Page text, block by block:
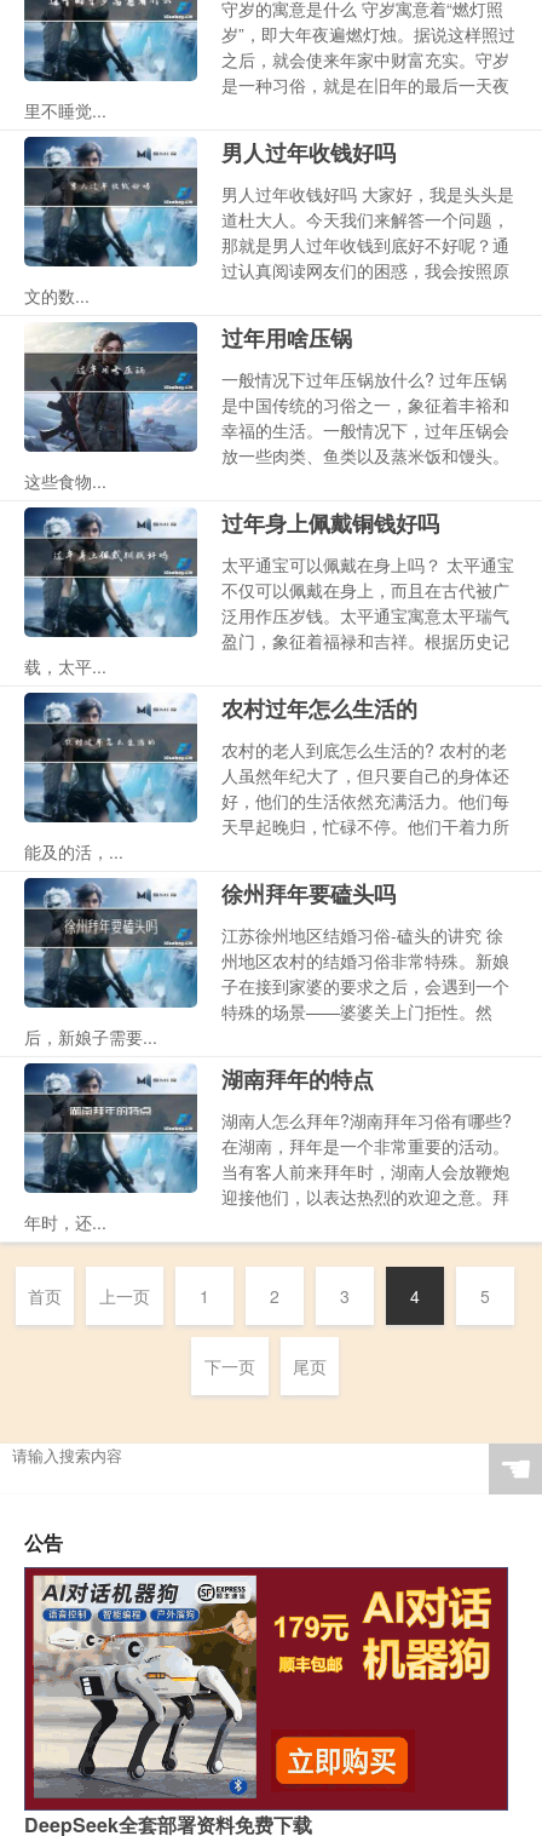
守岁的寓意是什么 守岁寓意着“燃灯照
岁”，即大年夜遍燃灯烛。据说这样照过
之后，就会使来年家中财富充实。守岁
是一种习俗，就是在旧年的最后一天夜
里不睡觉...
男人过年收钱好吗
男人过年收钱好吗 大家好，我是头头是
道杜大人。今天我们来解答一个问题，
那就是男人过年收钱到底好不好呢？通
过认真阅读网友们的困惑，我会按照原
文的数...
过年用啥压锅
一般情况下过年压锅放什么? 过年压锅
是中国传统的习俗之一，象征着丰裕和
幸福的生活。一般情况下，过年压锅会
放一些肉类、鱼类以及蒸米饭和馒头。
这些食物...
过年身上佩戴铜钱好吗
太平通宝可以佩戴在身上吗？ 太平通宝
不仅可以佩戴在身上，而且在古代被广
泛用作压岁钱。太平通宝寓意太平瑞气
盈门，象征着福禄和吉祥。根据历史记
载，太平...
农村过年怎么生活的
农村的老人到底怎么生活的? 农村的老
人虽然年纪大了，但只要自己的身体还
好，他们的生活依然充满活力。他们每
天早起晚归，忙碌不停。他们干着力所
能及的活，...
徐州拜年要磕头吗
江苏徐州地区结婚习俗-磕头的讲究 徐
州地区农村的结婚习俗非常特殊。新娘
子在接到家婆的要求之后，会遇到一个
特殊的场景——婆婆关上门拒性。然
后，新娘子需要...
湖南拜年的特点
湖南人怎么拜年?湖南拜年习俗有哪些?
在湖南，拜年是一个非常重要的活动。
当有客人前来拜年时，湖南人会放鞭炮
迎接他们，以表达热烈的欢迎之意。拜
年时，还...
首页 上一页 1 2 3 4 5
下一页 尾页
☚
公告
DeepSeek全套部署资料免费下载